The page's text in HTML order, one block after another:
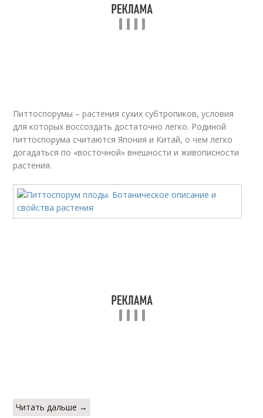
Питтоспорумы – растения сухих субтропиков, условия
для которых воссоздать достаточно легко. Родиной
питтоспорума считаются Япония и Китай, о чем легко
догадаться по «восточной» внешности и живописности
растения.
Читать дальше →